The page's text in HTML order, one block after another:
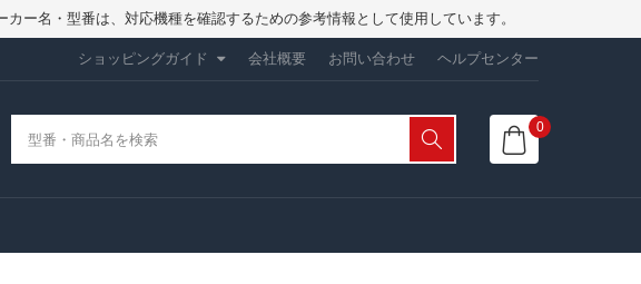
ー名・型番は、対応機種を確認するための参考情報として使用しています。
ショッピングガイド 会社概要 お問い合わせ ヘルプセンター
0